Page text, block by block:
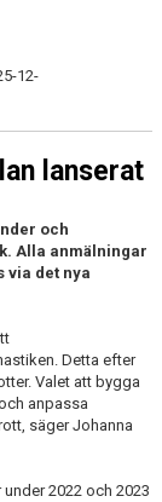
12-
lanserat
och
Alla anmälningar
via det nya
Detta efter
Valet att bygga
anpassa
säger Johanna
2022 och 2023